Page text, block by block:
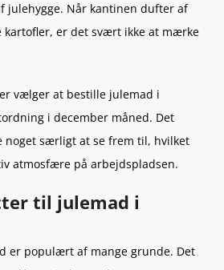
julehygge. Når kantinen dufter af
kartofler, er det svært ikke at mærke
vælger at bestille julemad i
i december måned. Det
noget særligt at se frem til, hvilket
atmosfære på arbejdspladsen.
til julemad i
er populært af mange grunde. Det